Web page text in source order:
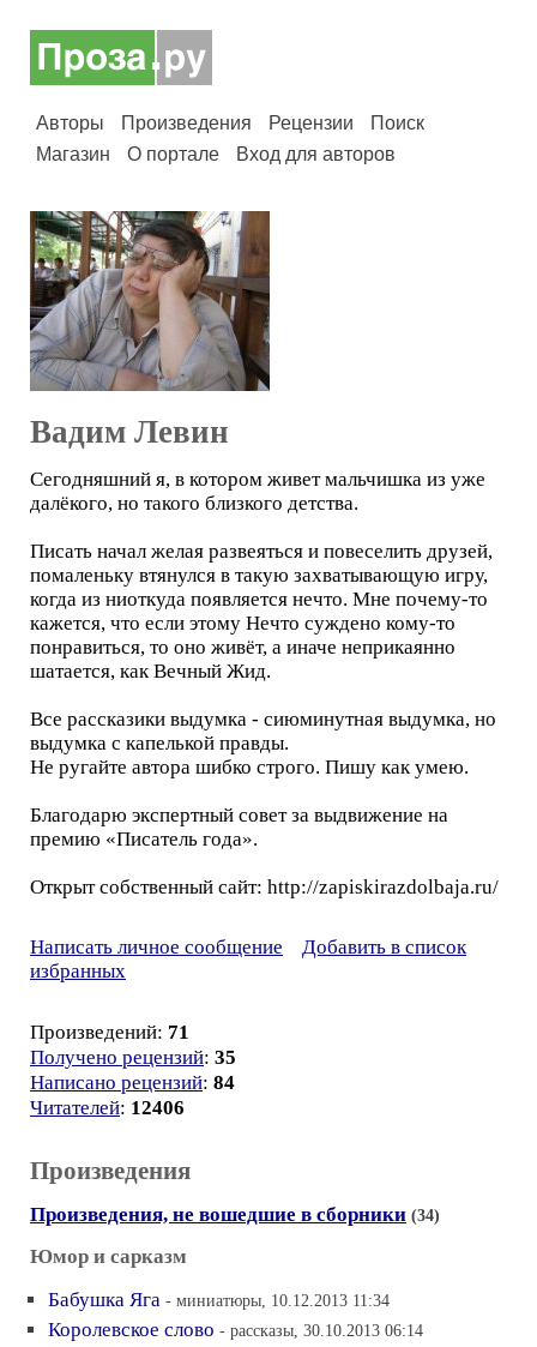
Авторы Произведения Рецензии
Поиск
Магазин
О портале Вход для авторов
Вадим Левин
Сегодняшний я, в котором живет мальчишка из уже
далёкого, но такого близкого детства.
Писать начал желая развеяться и повеселить друзей,
помаленьку втянулся в такую захватывающую игру,
когда из ниоткуда появляется нечто. Мне почему-то
кажется, что если этому Нечто суждено кому-то
понравиться, то оно живёт, а иначе неприкаянно
шатается, как Вечный Жид.
Все рассказики выдумка - сиюминутная выдумка, но
выдумка с капелькой правды.
Не ругайте автора шибко строго. Пишу как умею.
Благодарю экспертный совет за выдвижение на
премию «Писатель года».
Открыт собственный сайт: http://zapiskirazdolbaja.ru/
Написать личное сообщение
Добавить в список
избранных
Произведений: 71
Получено рецензий: 35
Написано рецензий: 84
Читателей: 12406
Произведения
Произведения, не вошедшие в сборники (34)
Юмор и сарказм
Бабушка Яга - миниатюры, 10.12.2013 11:34
Королевское слово - рассказы, 30.10.2013 06:14